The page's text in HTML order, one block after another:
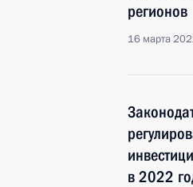
регионов
16 марта
в 2022